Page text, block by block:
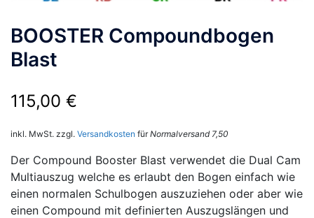
BOOSTER Compoundbogen
Blast
115,00 €
inkl. MwSt. zzgl. Versandkosten fürNormalversand 7,50
Der Compound Booster Blast verwendet die Dual Cam
Multiauszug welche es erlaubt den Bogen einfach wie
einen normalen Schulbogen auszuziehen oder aber wie
einen Compound mit definierten Auszugslängen und